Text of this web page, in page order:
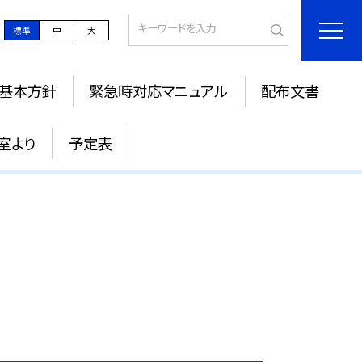
標準 中 大
本方針 緊急時対応マニュアル 配布文書
より 予定表